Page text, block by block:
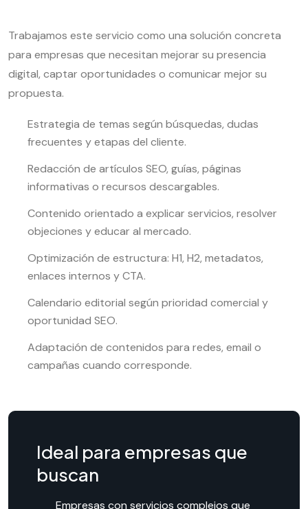
Trabajamos este servicio como una solución concreta
para empresas que necesitan mejorar su presencia
digital, captar oportunidades o comunicar mejor su
propuesta.
Estrategia de temas según búsquedas, dudas
frecuentes y etapas del cliente.
Redacción de artículos SEO, guías, páginas
informativas o recursos descargables.
Contenido orientado a explicar servicios, resolver
objeciones y educar al mercado.
Optimización de estructura: H1, H2, metadatos,
enlaces internos y CTA.
Calendario editorial según prioridad comercial y
oportunidad SEO.
Adaptación de contenidos para redes, email o
campañas cuando corresponde.
Ideal para empresas que
buscan
Empresas con servicios complejos que